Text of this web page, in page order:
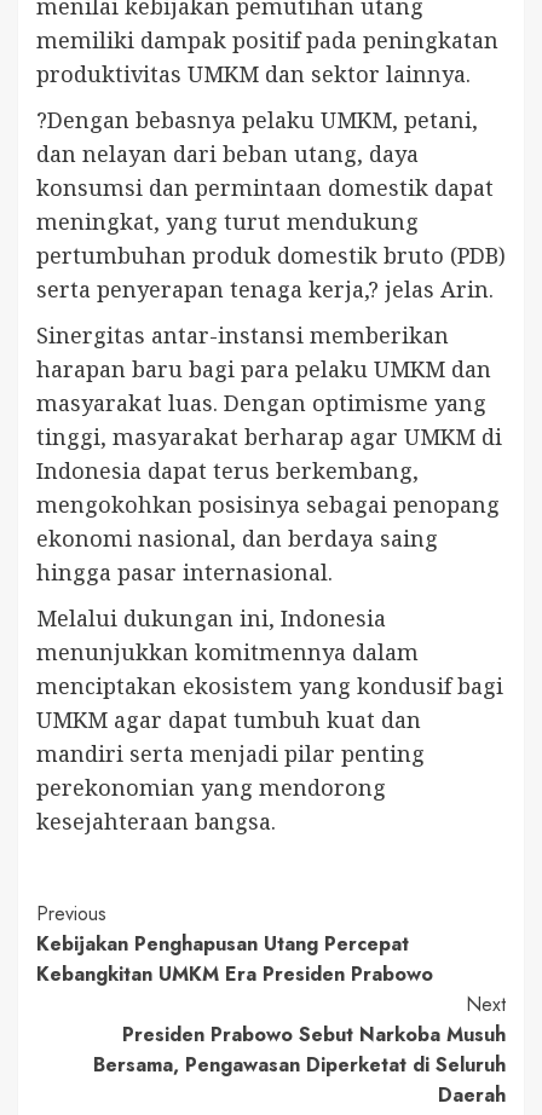
menilai kebijakan pemutihan utang
memiliki dampak positif pada peningkatan
produktivitas UMKM dan sektor lainnya.
?Dengan bebasnya pelaku UMKM, petani,
dan nelayan dari beban utang, daya
konsumsi dan permintaan domestik dapat
meningkat, yang turut mendukung
pertumbuhan produk domestik bruto (PDB)
serta penyerapan tenaga kerja,? jelas Arin.
Sinergitas antar-instansi memberikan
harapan baru bagi para pelaku UMKM dan
masyarakat luas. Dengan optimisme yang
tinggi, masyarakat berharap agar UMKM di
Indonesia dapat terus berkembang,
mengokohkan posisinya sebagai penopang
ekonomi nasional, dan berdaya saing
hingga pasar internasional.
Melalui dukungan ini, Indonesia
menunjukkan komitmennya dalam
menciptakan ekosistem yang kondusif bagi
UMKM agar dapat tumbuh kuat dan
mandiri serta menjadi pilar penting
perekonomian yang mendorong
kesejahteraan bangsa.
Continue
Reading
Previous
Kebijakan Penghapusan Utang Percepat
Kebangkitan UMKM Era Presiden Prabowo
Next
Presiden Prabowo Sebut Narkoba Musuh
Bersama, Pengawasan Diperketat di Seluruh
Daerah